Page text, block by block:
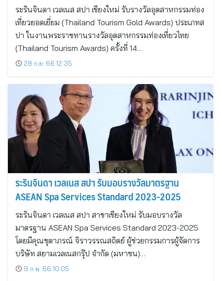
ระรินจินดา เวลเนส สปา เชียงใหม่ รับรางวัลอุตสาหกรรมท่อง
เที่ยวยอดเยี่ยม (Thailand Tourism Gold Awards) ประเภทส
ปา ในงานพระราชทานรางวัลอุตสาหกรรมท่องเที่ยวไทย
(Thailand Tourism Awards) ครั้งที่ 14…
28 ก.ย. 66 12:35
ระรินจินดา เวลเนส สปา รับมอบรางวัลมาตรฐาน
ASEAN Spa Services Standard 2023-2025
ระรินจินดา เวลเนส สปา สาขาเชียงใหม่ รับมอบรางวัล
มาตรฐาน ASEAN Spa Services Standard 2023-2025
โดยมีคุณชุตาภรณ์ จิราวรรณสถิตย์ ผู้ช่วยกรรมการผู้จัดการ
บริษัท สยามเวลเนสกรุ๊ป จำกัด (มหาชน)…
9 ก.พ. 66 10:05